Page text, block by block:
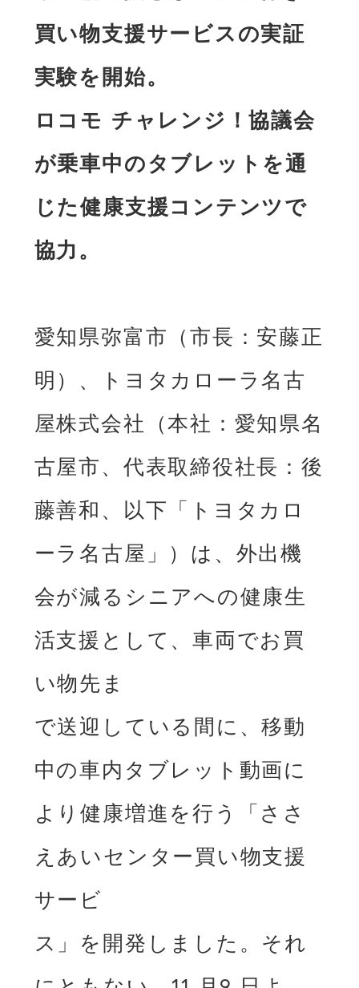
買い物⽀援サービスの実証
実験を開始。
ロコモ チャレンジ！協議会
が乗⾞中のタブレットを通
じた健康⽀援コンテンツで
協⼒。
愛知県弥富市（市⻑：安藤正
明）、トヨタカローラ名古
屋株式会社（本社：愛知県名
古屋市、代表取締役社⻑：後
藤善和、以下「トヨタカロ
ーラ名古屋」）は、外出機
会が減るシニアへの健康⽣
活⽀援として、⾞両でお買
い物先ま
で送迎している間に、移動
中の⾞内タブレット動画に
より健康増進を⾏う「ささ
えあいセンター買い物⽀援
サービ
ス」を開発しました。それ